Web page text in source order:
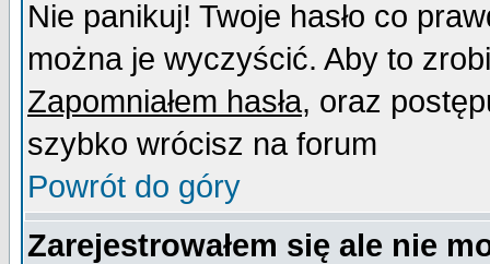
Nie panikuj! Twoje hasło co
można je wyczyścić. Aby to
Zapomniałem hasła, oraz
szybko wrócisz na forum
Powrót do góry
Zarejestrowałem się ale nie